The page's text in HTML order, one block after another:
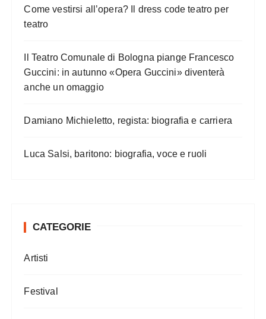
Come vestirsi all’opera? Il dress code teatro per
teatro
Il Teatro Comunale di Bologna piange Francesco
Guccini: in autunno «Opera Guccini» diventerà
anche un omaggio
Damiano Michieletto, regista: biografia e carriera
Luca Salsi, baritono: biografia, voce e ruoli
CATEGORIE
Artisti
Festival